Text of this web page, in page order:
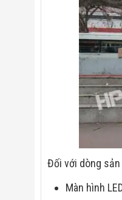
Đối với dòng
Màn hình